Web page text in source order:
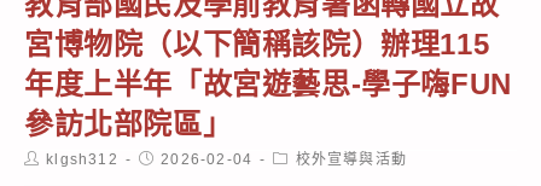
宮博物院（以下簡稱該院）辦理115
年度上半年「故宮遊藝思-學子嗨FUN
參訪北部院區」
Postklgsh312
Post2026-02-04
Post校外宣導與活動